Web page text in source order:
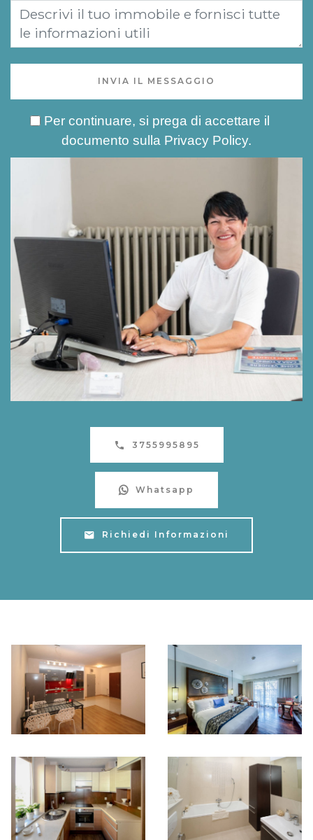
INVIA IL MESSAGGIO
Per continuare, si prega di accettare il
documento sulla Privacy Policy.
3755995895
Whatsapp
Richiedi Informazioni